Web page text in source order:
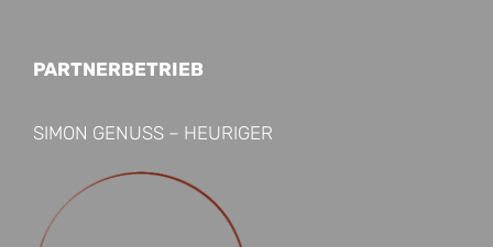
PARTNERBETRIEB
SIMON GENUSS – HEURIGER